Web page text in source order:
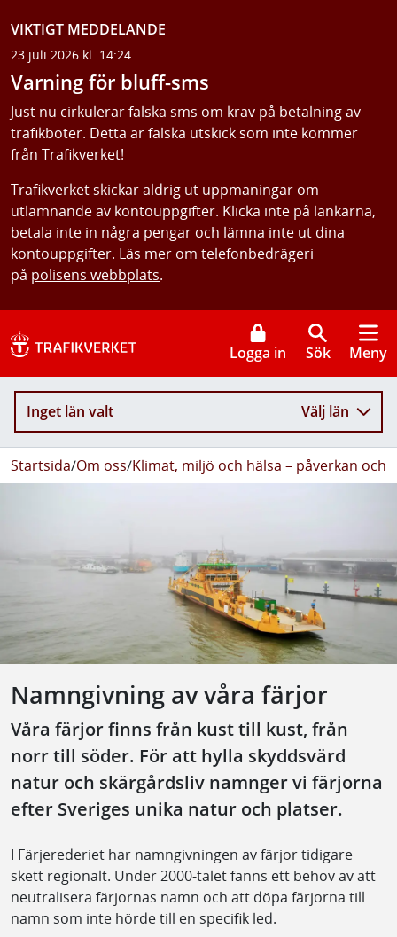
VIKTIGT MEDDELANDE
23 juli 2026 kl. 14:24
Varning för bluff-sms
Just nu cirkulerar falska sms om krav på betalning av
trafikböter. Detta är falska utskick som inte kommer
från Trafikverket!
Trafikverket skickar aldrig ut uppmaningar om
utlämnande av kontouppgifter. Klicka inte på länkarna,
betala inte in några pengar och lämna inte ut dina
kontouppgifter. Läs mer om telefonbedrägeri
på polisens webbplats.
Logga in Sök Meny
Inget län valt Välj län
Startsida/Om oss/Klimat, miljö och hälsa – påverkan och
Namngivning av våra färjor
Våra färjor finns från kust till kust, från
norr till söder. För att hylla skyddsvärd
natur och skärgårdsliv namnger vi färjorna
efter Sveriges unika natur och platser.
I Färjerederiet har namngivningen av färjor tidigare
skett regionalt. Under 2000-talet fanns ett behov av att
neutralisera färjornas namn och att döpa färjorna till
namn som inte hörde till en specifik led.